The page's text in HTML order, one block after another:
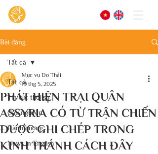
Bài đăng
Tất cả
Tin tức thời sự
Cầu nguyện
Hành hương
News in English
Tất cả
PHÁT HIỆN TRẠI QUÂN
ASSYRIA CÓ TỪ TRẬN CHIẾN
ĐƯỢC GHI CHÉP TRONG
KINH THÁNH CÁCH ĐÂY
Mục vụ Do Thái
19 thg 5, 2025